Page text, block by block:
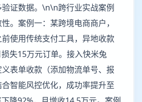
证数据。\n\n跨行业实战案例
。案例一：某跨境电商商户，
使用传统支付工具，异地收款
失15万元订单。接入快米兔
表单收款（添加物流单号、报
智能风控优化，成功率提升至